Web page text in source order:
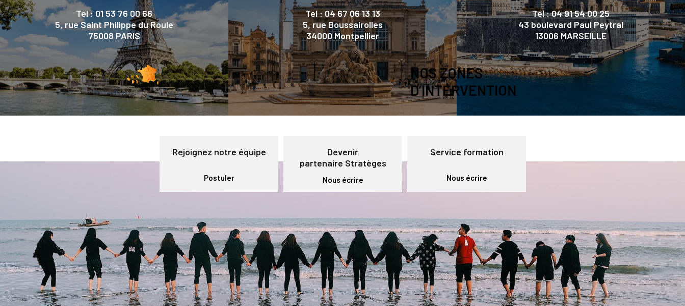
Tel : 01 53 76 00 66
5, rue Saint Philippe du Roule
75008 PARIS
Tel : 04 67 06 13 13
5, rue Boussairolles
34000 Montpellier
Tel : 04 91 54 00 25
43 boulevard Paul Peytral
13006 MARSEILLE
NOS ZONES
D’INTERVENTION
Rejoignez notre équipe
Postuler
Devenir
partenaire Stratèges
Nous écrire
Service formation
Nous écrire